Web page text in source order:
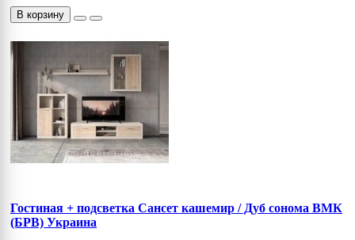
В корзину
Гостиная + подсветка Сансет кашемир / Дуб сонома ВМК
(БРВ) Украина